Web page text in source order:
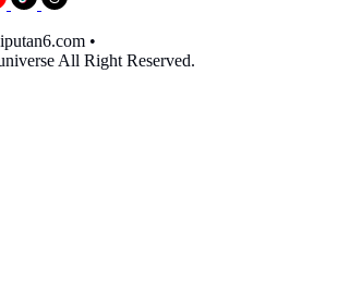
•
All Right Reserved.